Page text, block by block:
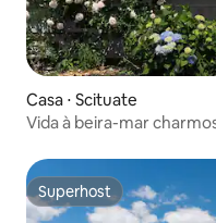
Casa ⋅ Scituate
Vida à beira-mar
Superhost
Superhost